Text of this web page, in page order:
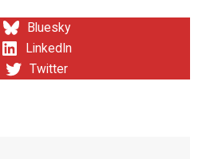
Bluesky
LinkedIn
Twitter